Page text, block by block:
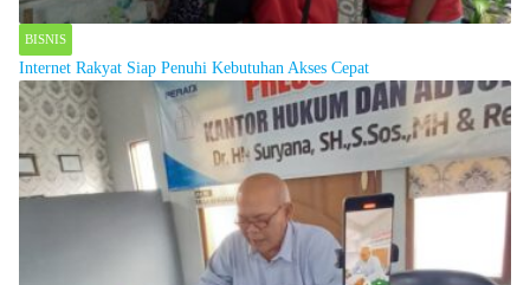
BISNIS
Internet Rakyat Siap Penuhi Kebutuhan Akses Cepat